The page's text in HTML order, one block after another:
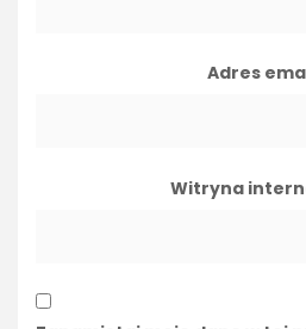
Adres
Witryna